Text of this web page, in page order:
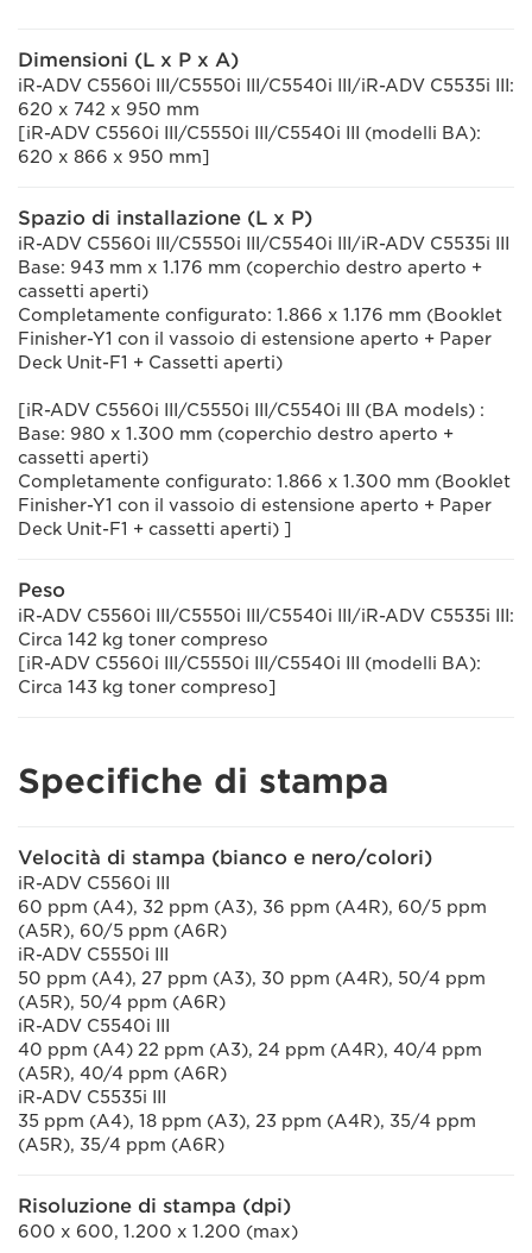
Dimensioni (L x P x A)
iR-ADV C5560i III/C5550i III/C5540i III/iR-ADV C5535i III:
620 x 742 x 950 mm
[iR-ADV C5560i III/C5550i III/C5540i III (modelli BA):
620 x 866 x 950 mm]
Spazio di installazione (L x P)
iR-ADV C5560i III/C5550i III/C5540i III/iR-ADV C5535i III
Base: 943 mm x 1.176 mm (coperchio destro aperto +
cassetti aperti)
Completamente configurato: 1.866 x 1.176 mm (Booklet
Finisher-Y1 con il vassoio di estensione aperto + Paper
Deck Unit-F1 + Cassetti aperti)
[iR-ADV C5560i III/C5550i III/C5540i III (BA models) :
Base: 980 x 1.300 mm (coperchio destro aperto +
cassetti aperti)
Completamente configurato: 1.866 x 1.300 mm (Booklet
Finisher-Y1 con il vassoio di estensione aperto + Paper
Deck Unit-F1 + cassetti aperti) ]
Peso
iR-ADV C5560i III/C5550i III/C5540i III/iR-ADV C5535i III:
Circa 142 kg toner compreso
[iR-ADV C5560i III/C5550i III/C5540i III (modelli BA):
Circa 143 kg toner compreso]
Specifiche di stampa
Velocità di stampa (bianco e nero/colori)
iR-ADV C5560i III
60 ppm (A4), 32 ppm (A3), 36 ppm (A4R), 60/5 ppm
(A5R), 60/5 ppm (A6R)
iR-ADV C5550i III
50 ppm (A4), 27 ppm (A3), 30 ppm (A4R), 50/4 ppm
(A5R), 50/4 ppm (A6R)
iR-ADV C5540i III
40 ppm (A4) 22 ppm (A3), 24 ppm (A4R), 40/4 ppm
(A5R), 40/4 ppm (A6R)
iR-ADV C5535i III
35 ppm (A4), 18 ppm (A3), 23 ppm (A4R), 35/4 ppm
(A5R), 35/4 ppm (A6R)
Risoluzione di stampa (dpi)
600 x 600, 1.200 x 1.200 (max)